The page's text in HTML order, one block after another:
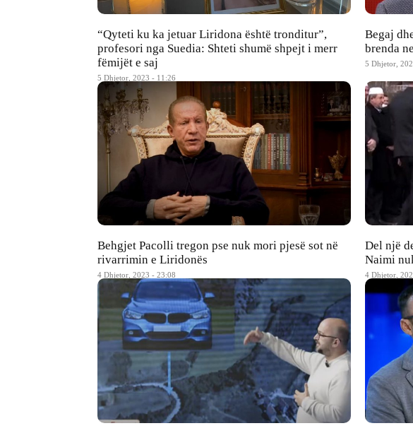
“Qyteti ku ka jetuar Liridona është tronditur”,
profesori nga Suedia: Shteti shumë shpejt i merr
fëmijët e saj
5 Dhjetor, 2023 - 11:26
Begaj
brenda
5 Dhjetor,
Behgjet Pacolli tregon pse nuk mori pjesë sot në
rivarrimin e Liridonës
4 Dhjetor, 2023 - 23:08
Del një
Naimi
4 Dhjetor,